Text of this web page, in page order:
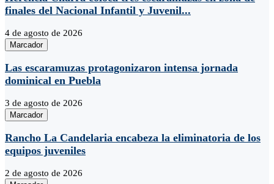
finales del Nacional Infantil y Juvenil...
4 de agosto de 2026
Marcador
Las escaramuzas protagonizaron intensa jornada
dominical en Puebla
3 de agosto de 2026
Marcador
Rancho La Candelaria encabeza la eliminatoria de los
equipos juveniles
2 de agosto de 2026